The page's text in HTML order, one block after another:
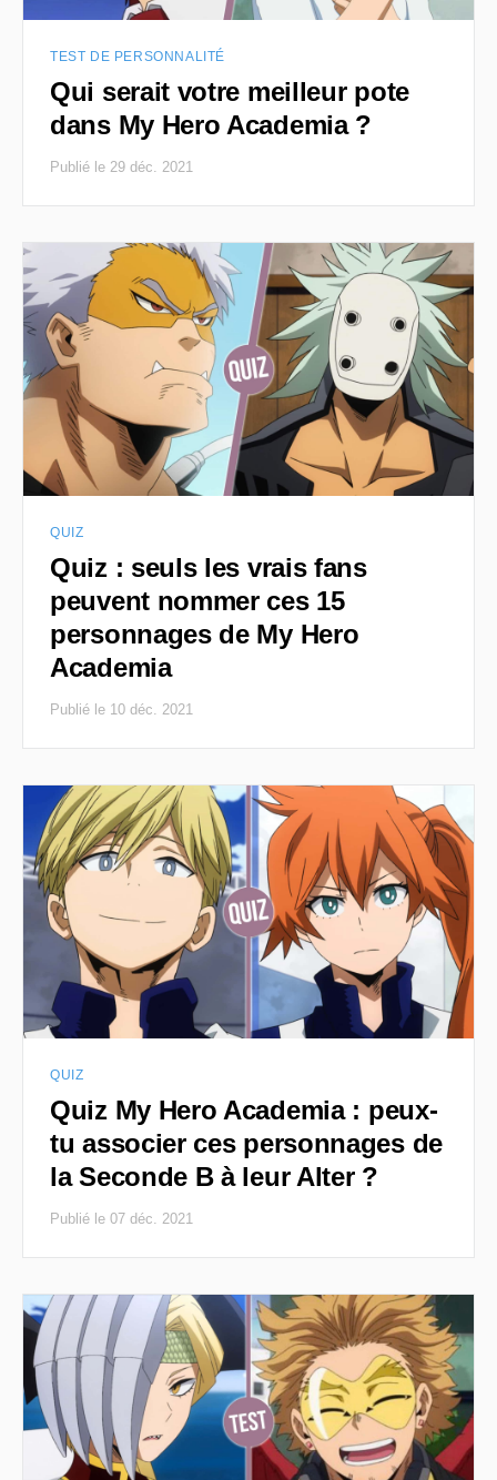
TEST DE PERSONNALITÉ
Qui serait votre meilleur pote
dans My Hero Academia ?
Publié le 29 déc. 2021
QUIZ
Quiz : seuls les vrais fans
peuvent nommer ces 15
personnages de My Hero
Academia
Publié le 10 déc. 2021
QUIZ
Quiz My Hero Academia : peux-
tu associer ces personnages de
la Seconde B à leur Alter ?
Publié le 07 déc. 2021